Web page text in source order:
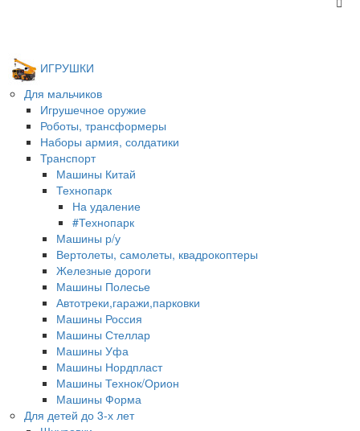
ИГРУШКИ
Для мальчиков
Игрушечное оружие
Роботы, трансформеры
Наборы армия, солдатики
Транспорт
Машины Китай
Технопарк
На удаление
#Технопарк
Машины р/у
Вертолеты, самолеты, квадрокоптеры
Железные дороги
Машины Полесье
Автотреки,гаражи,парковки
Машины Россия
Машины Стеллар
Машины Уфа
Машины Нордпласт
Машины Технок/Орион
Машины Форма
Для детей до 3-х лет